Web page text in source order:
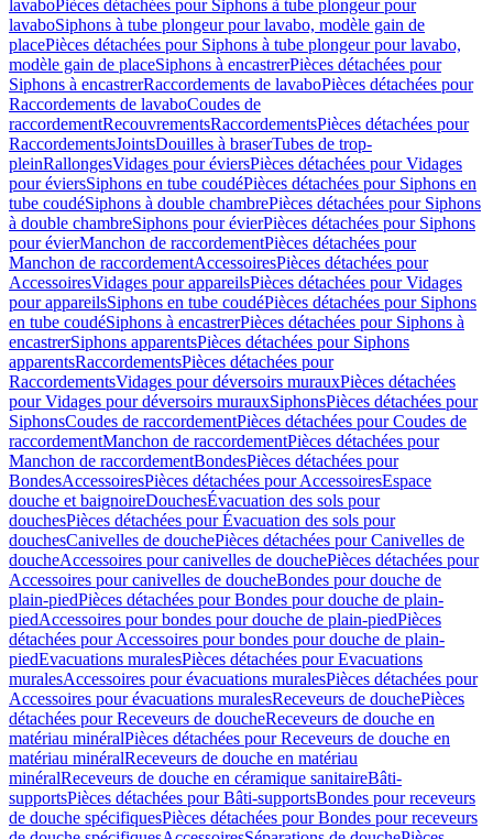
lavaboPièces détachées pour Siphons à tube plongeur pour
lavaboSiphons à tube plongeur pour lavabo, modèle gain de
placePièces détachées pour Siphons à tube plongeur pour lavabo,
modèle gain de placeSiphons à encastrerPièces détachées pour
Siphons à encastrerRaccordements de lavaboPièces détachées pour
Raccordements de lavaboCoudes de
raccordementRecouvrementsRaccordementsPièces détachées pour
RaccordementsJointsDouilles à braserTubes de trop-
pleinRallongesVidages pour éviersPièces détachées pour Vidages
pour éviersSiphons en tube coudéPièces détachées pour Siphons en
tube coudéSiphons à double chambrePièces détachées pour Siphons
à double chambreSiphons pour évierPièces détachées pour Siphons
pour évierManchon de raccordementPièces détachées pour
Manchon de raccordementAccessoiresPièces détachées pour
AccessoiresVidages pour appareilsPièces détachées pour Vidages
pour appareilsSiphons en tube coudéPièces détachées pour Siphons
en tube coudéSiphons à encastrerPièces détachées pour Siphons à
encastrerSiphons apparentsPièces détachées pour Siphons
apparentsRaccordementsPièces détachées pour
RaccordementsVidages pour déversoirs murauxPièces détachées
pour Vidages pour déversoirs murauxSiphonsPièces détachées pour
SiphonsCoudes de raccordementPièces détachées pour Coudes de
raccordementManchon de raccordementPièces détachées pour
Manchon de raccordementBondesPièces détachées pour
BondesAccessoiresPièces détachées pour AccessoiresEspace
douche et baignoireDouchesÉvacuation des sols pour
douchesPièces détachées pour Évacuation des sols pour
douchesCanivelles de douchePièces détachées pour Canivelles de
doucheAccessoires pour canivelles de douchePièces détachées pour
Accessoires pour canivelles de doucheBondes pour douche de
plain-piedPièces détachées pour Bondes pour douche de plain-
piedAccessoires pour bondes pour douche de plain-piedPièces
détachées pour Accessoires pour bondes pour douche de plain-
piedEvacuations muralesPièces détachées pour Evacuations
muralesAccessoires pour évacuations muralesPièces détachées pour
Accessoires pour évacuations muralesReceveurs de douchePièces
détachées pour Receveurs de doucheReceveurs de douche en
matériau minéralPièces détachées pour Receveurs de douche en
matériau minéralReceveurs de douche en matériau
minéralReceveurs de douche en céramique sanitaireBâti-
supportsPièces détachées pour Bâti-supportsBondes pour receveurs
de douche spécifiquesPièces détachées pour Bondes pour receveurs